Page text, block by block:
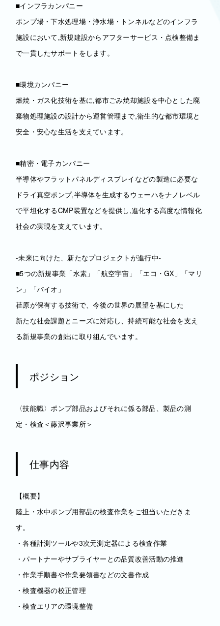
■インフラカンパニー
ポンプ場・下水処理場・浄水場・トンネルなどのインフラ
施設において,新規建設からアフターサービス・点検整備ま
で一貫したサポートをします。
■環境カンパニー
燃焼・ガス化技術を基に,都市ごみ焼却施設を中心とした廃
棄物処理施設の設計から運営管理まで,衛生的な都市環境と
安全・安心な生活を支えています。
■精密・電子カンパニー
半導体やフラットパネルディスプレイなどの製造に必要な
ドライ真空ポンプ,半導体を生成するウェーハをナノレベル
で平坦化するCMP装置などを提供し,進化する高度な情報化
社会の実現を支えています。
‐未来に向けた、新たなプロジェクトが進行中‐
■5つの新規事業「水素」「航空宇宙」「エコ・GX」「マリ
ン」「バイオ」
荏原が保有する技術で、今後の世界の展望を基にした
新たな社会課題とニーズに対応し、持続可能な社会を支え
る新規事業の創出に取り組んでいます。
ポジション
〈技能職〉ポンプ部品およびそれに係る部品、製品の測
定・検査＜藤沢事業所＞
仕事内容
【概要】
陸上・水中ポンプ用部品の検査作業をご担当いただきま
す。
・各種計測ツールや3次元測定器による検査作業
・パートナーやサプライヤーとの品質改善活動の推進
・作業手順書や作業要領書などの文書作成
・検査機器の校正管理
・検査エリアの環境整備